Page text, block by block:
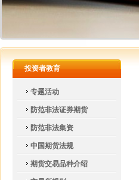
投资者教育
专题活动
防范非法证券期货
防范非法集资
中国期货法规
期货交易品种介绍